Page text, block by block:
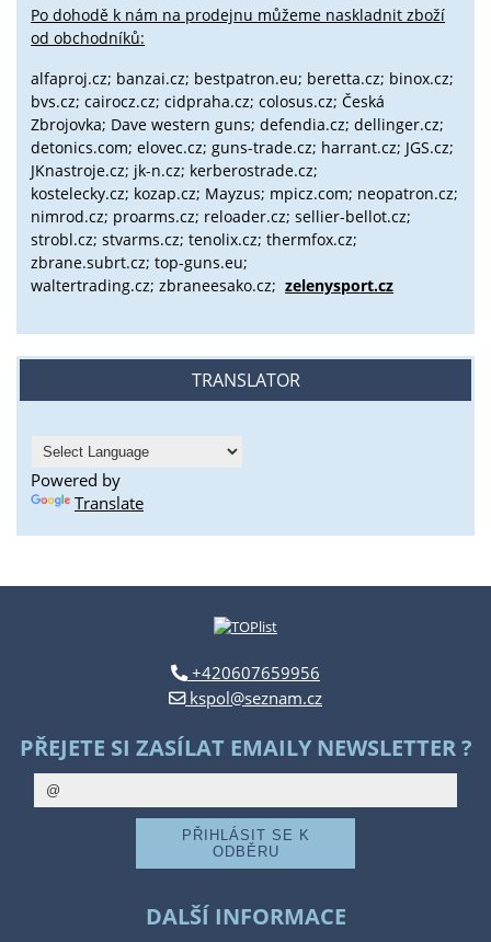
Po dohodě k nám na prodejnu můžeme naskladnit zboží
od obchodníků:
alfaproj.cz; banzai.cz; bestpatron.eu; beretta.cz; binox.cz;
bvs.cz; cairocz.cz; cidpraha.cz; colosus.cz; Česká
Zbrojovka; Dave western guns; defendia.cz; dellinger.cz;
detonics.com; elovec.cz; guns-trade.cz; harrant.cz; JGS.cz;
JKnastroje.cz; jk-n.cz; kerberostrade.cz;
kostelecky.cz; kozap.cz; Mayzus; mpicz.com; neopatron.cz;
nimrod.cz; proarms.cz; reloader.cz; sellier-bellot.cz;
strobl.cz; stvarms.cz; tenolix.cz; thermfox.cz;
zbrane.subrt.cz; top-guns.eu;
waltertrading.cz; zbraneesako.cz; zelenysport.cz
TRANSLATOR
Powered by
Translate
+420607659956
kspol@seznam.cz
PŘEJETE SI ZASÍLAT EMAILY NEWSLETTER ?
DALŠÍ INFORMACE